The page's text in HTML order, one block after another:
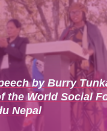
by Burry
the World Social
Nepal